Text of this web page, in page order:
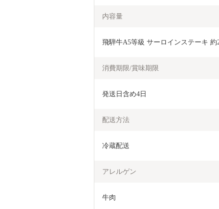
内容量
飛騨牛A5等級 サーロインステーキ 約
消費期限/賞味期限
発送日含め4日
配送方法
冷蔵配送
アレルゲン
牛肉